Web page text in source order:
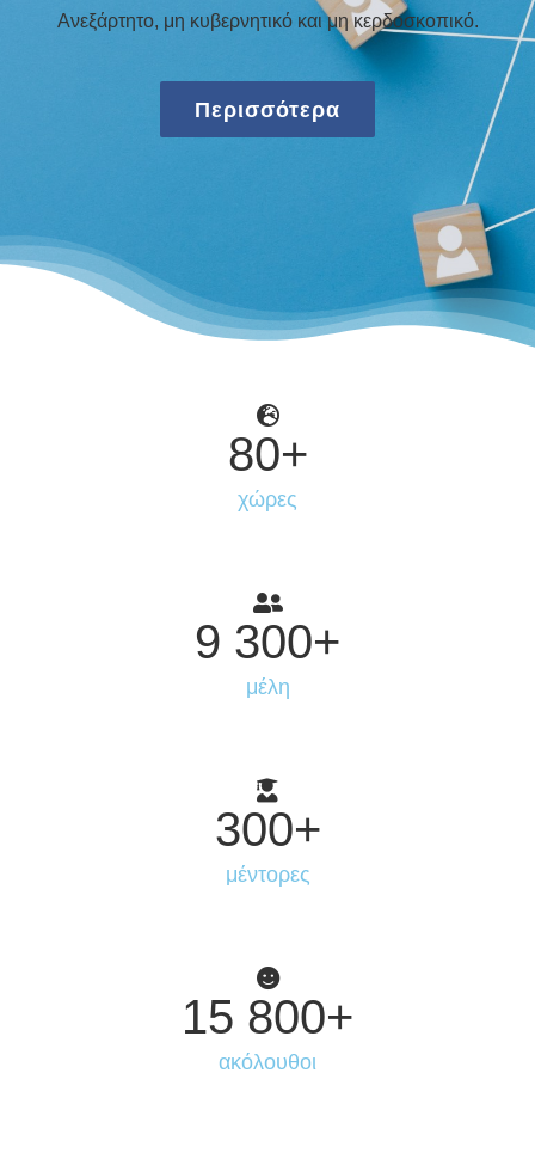
Ανεξάρτητο, μη κυβερνητικό και μη κερδοσκοπικό.
Περισσότερα
80+
χώρες
9 300+
μέλη
300+
μέντορες
15 800+
ακόλουθοι